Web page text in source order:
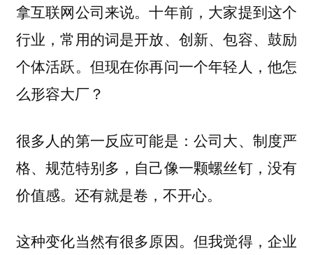
拿互联网公司来说。十年前，大家提到这个
行业，常用的词是开放、创新、包容、鼓励
个体活跃。但现在你再问一个年轻人，他怎
么形容大厂？
很多人的第一反应可能是：公司大、制度严
格、规范特别多，自己像一颗螺丝钉，没有
价值感。还有就是卷，不开心。
这种变化当然有很多原因。但我觉得，企业